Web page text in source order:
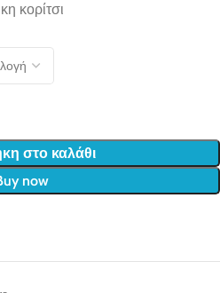
κορίτσι
στο καλάθι
now